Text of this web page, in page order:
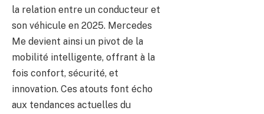
la relation entre un conducteur et
son véhicule en 2025. Mercedes
Me devient ainsi un pivot de la
mobilité intelligente, offrant à la
fois confort, sécurité, et
innovation. Ces atouts font écho
aux tendances actuelles du